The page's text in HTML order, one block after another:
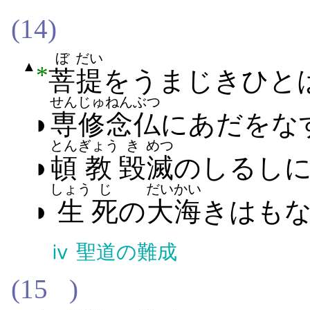
(14)
▲ *菩
ぼ
提
だい
を​う​まじき​ひと​
◗ 専修
せんじゅ
念仏
ねんぶつ
に​あだ​を​な
◗ 頓
とん
教
ぎょう
毀
き
滅
めつ
の​しるし​
◗ 生
しょう
死
じ
の大海
だいかい
きは​も​
ⅳ 聖道の難成
(15 )